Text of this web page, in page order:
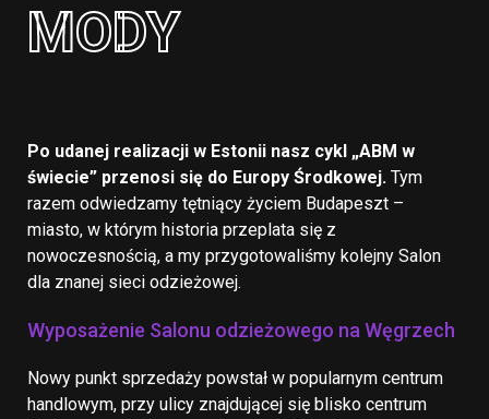
MODY
Po udanej realizacji w Estonii nasz cykl „ABM w
świecie” przenosi się do Europy Środkowej. Tym
razem odwiedzamy tętniący życiem Budapeszt –
miasto, w którym historia przeplata się z
nowoczesnością, a my przygotowaliśmy kolejny Salon
dla znanej sieci odzieżowej.
Wyposażenie Salonu odzieżowego na Węgrzech
Nowy punkt sprzedaży powstał w popularnym centrum
handlowym, przy ulicy znajdującej się blisko centrum